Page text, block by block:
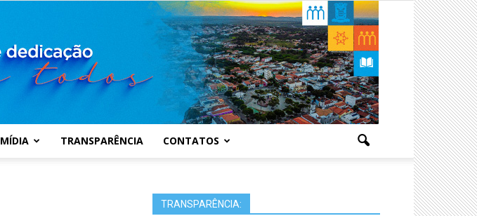
MÍDIA TRANSPARÊNCIA CONTATOS
TRANSPARÊNCIA: